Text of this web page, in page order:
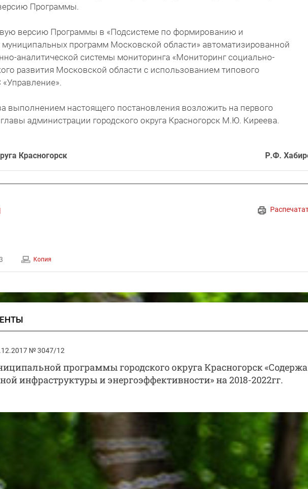
Программы.
версию Программы в «Подсистеме по формированию и
муниципальных программ Московской области» автоматизированной
аналитической системы мониторинга «Мониторинг социально-
развития Московской области с использованием типового
«Управление».
выполнением настоящего постановления возложить на первого
администрации городского округа Красногорск М.Ю. Киреева.
Красногорск Р.Ф.
Копия
№ 3047/12
программы городского округа Красногорск
инфраструктуры и энергоэффективности» на 2018-2022гг.